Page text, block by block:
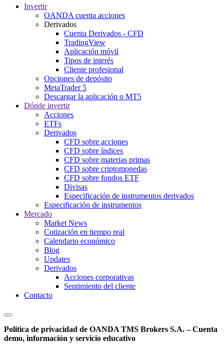
Invertir
OANDA cuenta acciones
Derivados
Cuenta Derivados - CFD
TradingView
Aplicación móvil
Tipos de interés
Cliente profesional
Opciones de depósito
MetaTrader 5
Descargar la aplicación o MT5
Dónde invertir
Acciones
ETFs
Derivados
CFD sobre acciones
CFD sobre índices
CFD sobre materias primas
CFD sobre criptomonedas
CFD sobre fondos ETF
Divisas
Especificación de instrumentos derivados
Especificación de instrumentos
Mercado
Market News
Cotización en tiempo real
Calendario económico
Blog
Updates
Derivados
Acciones corporativas
Sentimiento del cliente
Contacto
Política de privacidad de OANDA TMS Brokers S.A. – Cuenta
demo, información y servicio educativo